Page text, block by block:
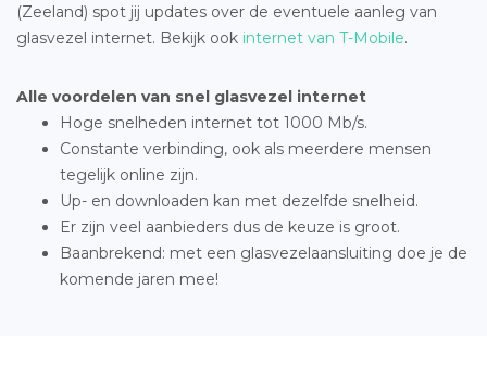
(Zeeland) spot jij updates over de eventuele aanleg van
glasvezel internet. Bekijk ook internet van T-Mobile.
Alle voordelen van snel glasvezel internet
Hoge snelheden internet tot 1000 Mb/s.
Constante verbinding, ook als meerdere mensen
tegelijk online zijn.
Up- en downloaden kan met dezelfde snelheid.
Er zijn veel aanbieders dus de keuze is groot.
Baanbrekend: met een glasvezelaansluiting doe je de
komende jaren mee!